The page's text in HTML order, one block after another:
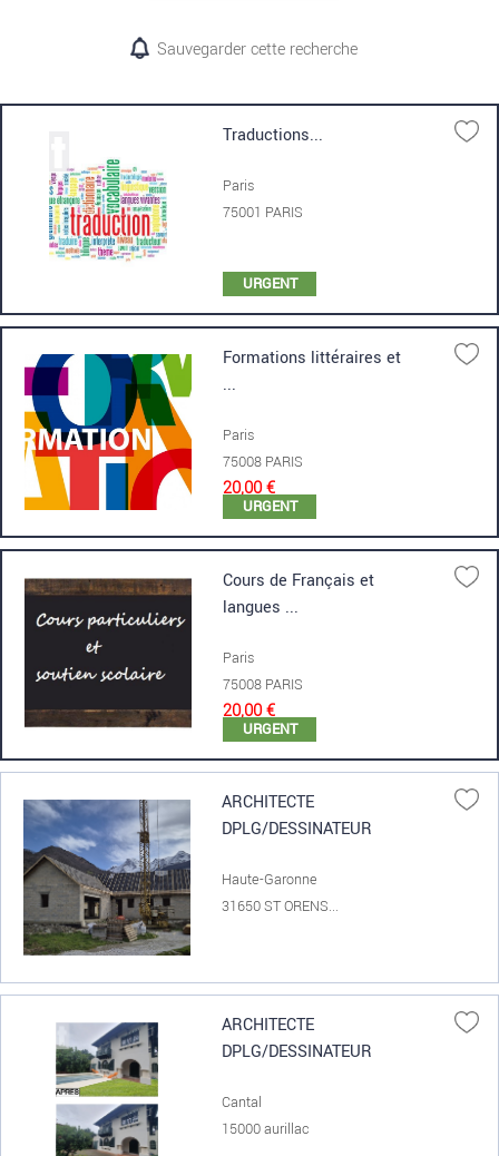
Sauvegarder cette recherche
Traductions...
Paris
75001 PARIS
URGENT
Formations littéraires et
...
Paris
75008 PARIS
20,00 €
URGENT
Cours de Français et
langues ...
Paris
75008 PARIS
20,00 €
URGENT
ARCHITECTE
DPLG/DESSINATEUR
Haute-Garonne
31650 ST ORENS...
ARCHITECTE
DPLG/DESSINATEUR
Cantal
15000 aurillac